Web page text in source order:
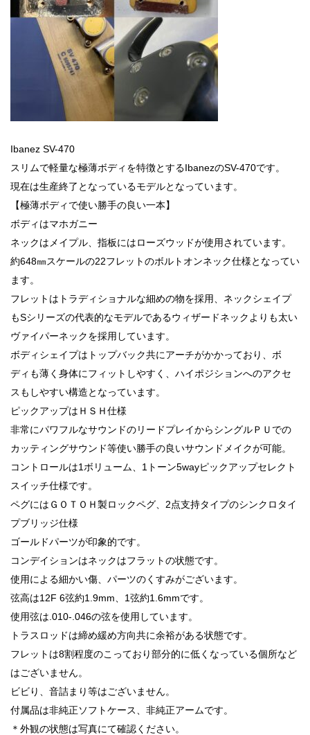
Ibanez SV-470
スリムで軽量な極薄ボディを特徴とするIbanezのSV-470です。
現在は生産終了となっているモデルとなっています。
【極薄ボディで使い勝手の良い一本】
ボディはマホガニー
ネックはメイプル、指板にはローズウッドが使用されています。
約648㎜スケールの22フレットのボルトオンネック仕様となってい
ます。
フレットはトラディショナルな細めの物を採用、ネックシェイプ
もSシリーズの代表的なモデルであるウィザードネックよりも太い
ヴァイパーネックを採用しています。
ボディシェイプはトップバック共にアーチがかかっており、ボ
ディも薄く身体にフィットしやすく、ハイポジションへのアクセ
スもしやすい構造となっています。
ピックアップはＨＳＨ仕様
非常にパワフルなサウンドのリードプレイからシングルＰＵでの
カッティングサウンド等使い勝手の良いサウンドメイクが可能。
コントロールは1ボリューム、1トーン5wayピックアップセレクト
スイッチ仕様です。
ペグにはＧＯＴＯＨ製ロックペグ、2点支持タイプのシンクロタイ
プブリッジ仕様
ゴールドパーツが印象的です。
コンデイションはネックはフラットの状態です。
使用による細かい傷、パーツのくすみがございます。
弦高は12F 6弦約1.9mm、1弦約1.6mmです。
使用弦は.010-.046の弦を使用しています。
トラスロッドは締め緩め方向共に余裕がある状態です。
フレットは8割程度のこっており部分的に低くなっている個所など
はございません。
ビビり、音詰まり等はございません。
付属品は非純正ソフトケース、非純正アームです。
＊外観の状態は写真にて確認ください。